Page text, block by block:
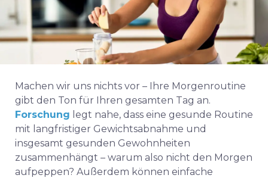
Machen wir uns nichts vor – Ihre Morgenroutine
gibt den Ton für Ihren gesamten Tag an.
Forschung legt nahe, dass eine gesunde Routine
mit langfristiger Gewichtsabnahme und
insgesamt gesunden Gewohnheiten
zusammenhängt – warum also nicht den Morgen
aufpeppen? Außerdem können einfache